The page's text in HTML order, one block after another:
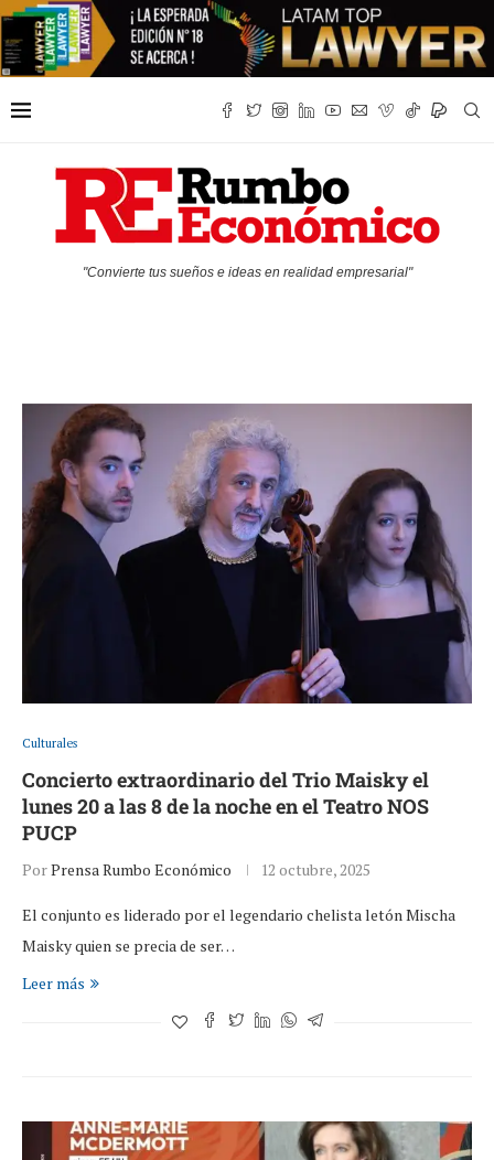
"Convierte tus sueños e ideas en realidad empresarial"
Culturales
Concierto extraordinario del Trio Maisky el
lunes 20 a las 8 de la noche en el Teatro NOS
PUCP
PorPrensa Rumbo Económico 12 octubre, 2025
El conjunto es liderado por el legendario chelista letón Mischa
Maisky quien se precia de ser…
Leer más